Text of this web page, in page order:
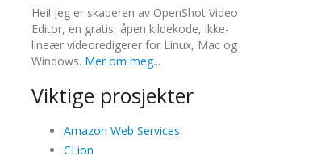
Hei! Jeg er skaperen av OpenShot Video
Editor, en gratis, åpen kildekode, ikke-
lineær videoredigerer for Linux, Mac og
Windows. Mer om meg...
Viktige prosjekter
Amazon Web Services
CLion